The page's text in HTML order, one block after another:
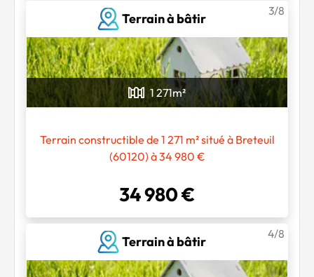
Terrain à bâtir
3/8
1 271m²
Terrain constructible de 1 271 m² situé à Breteuil
(60120) à 34 980 €
34 980 €
Terrain à bâtir
4/8